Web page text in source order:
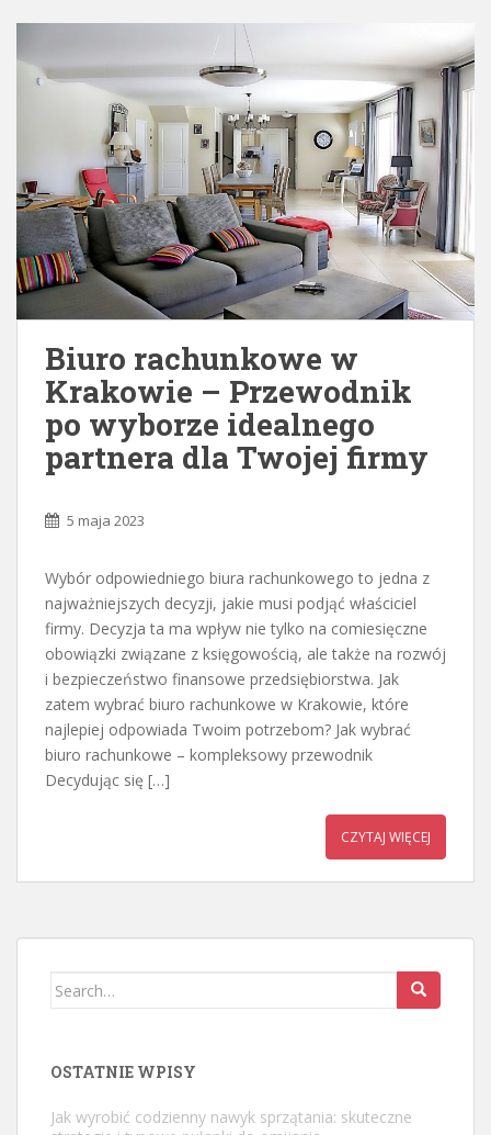
Biuro rachunkowe w
Krakowie – Przewodnik
po wyborze idealnego
partnera dla Twojej firmy
5 maja 2023
Wybór odpowiedniego biura rachunkowego to jedna z
najważniejszych decyzji, jakie musi podjąć właściciel
firmy. Decyzja ta ma wpływ nie tylko na comiesięczne
obowiązki związane z księgowością, ale także na rozwój
i bezpieczeństwo finansowe przedsiębiorstwa. Jak
zatem wybrać biuro rachunkowe w Krakowie, które
najlepiej odpowiada Twoim potrzebom? Jak wybrać
biuro rachunkowe – kompleksowy przewodnik
Decydując się […]
CZYTAJ WIĘCEJ
Search
OSTATNIE WPISY
Jak wyrobić codzienny nawyk sprzątania: skuteczne